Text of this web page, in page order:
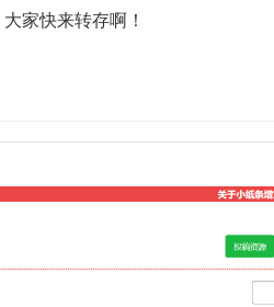
家快来转存啊！